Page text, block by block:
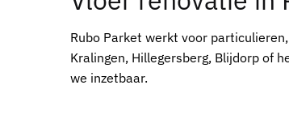
Rubo Parket werkt voor
Kralingen, Hillegersberg, Blijdorp of
we inzetbaar.